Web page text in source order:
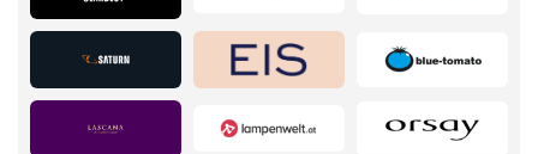
Blumen & Geschenke